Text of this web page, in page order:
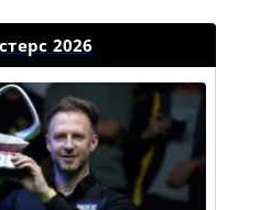
2026